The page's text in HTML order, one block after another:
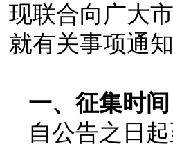
现联合向广大
就有关事项通知
一、征集时间
自公告之日